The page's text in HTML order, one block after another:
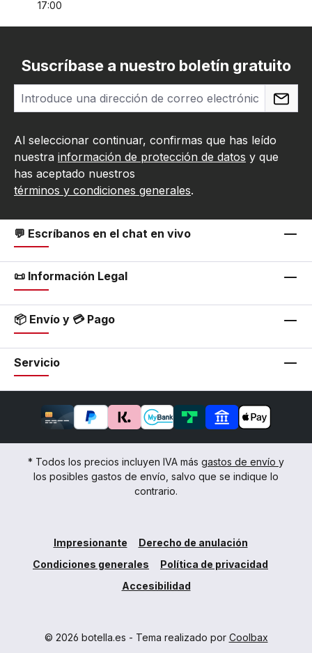
17:00
Suscríbase a nuestro boletín gratuito
Al seleccionar continuar, confirmas que has leído
nuestra información de protección de datos y que
has aceptado nuestros
términos y condiciones generales.
💬 Escríbanos en el chat en vivo
📜 Información Legal
📦 Envío y 💳 Pago
Servicio
* Todos los precios incluyen IVA más gastos de envío y
los posibles gastos de envío, salvo que se indique lo
contrario.
Impresionante
Derecho de anulación
Condiciones generales
Política de privacidad
Accesibilidad
© 2026 botella.es - Tema realizado por Coolbax